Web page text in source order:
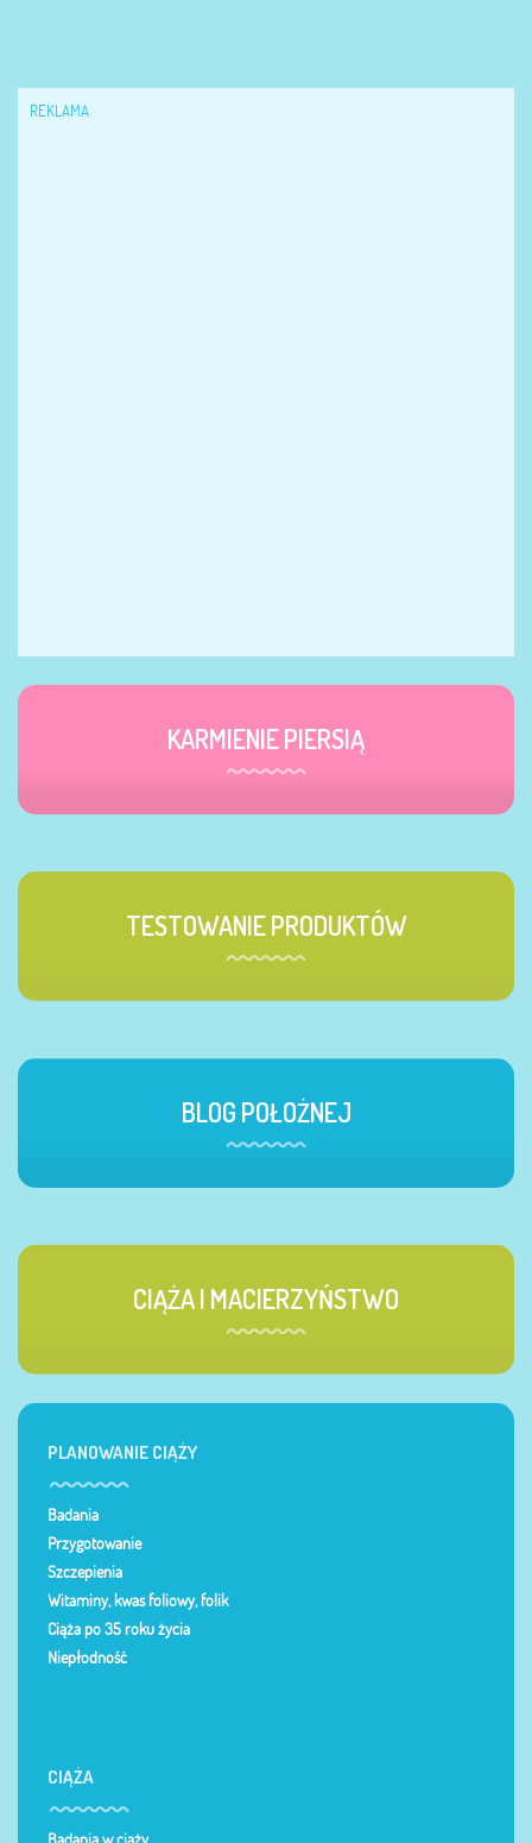
REKLAMA
KARMIENIE PIERSIĄ
TESTOWANIE PRODUKTÓW
BLOG POŁOŻNEJ
CIĄŻA I MACIERZYŃSTWO
PLANOWANIE CIĄŻY
Badania
Przygotowanie
Szczepienia
Witaminy, kwas foliowy, folik
Ciąża po 35 roku życia
Niepłodność
CIĄŻA